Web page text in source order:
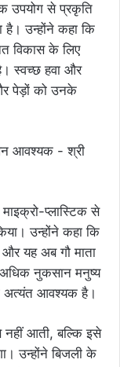
उपयोग से प्रकृति
है। उन्होंने कहा कि
विकास के लिए
स्वच्छ हवा और
पेड़ों को उनके
प्लास्टिक से
उन्होंने कहा कि
और यह अब गौ माता
नुकसान मनुष्य
अत्यंत आवश्यक है।
आती, बल्कि इसे
उन्होंने बिजली के